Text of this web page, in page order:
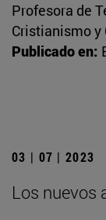
Profesora de
Cristianismo y
Publicado en:
03 | 07 | 2023
Los nuevos